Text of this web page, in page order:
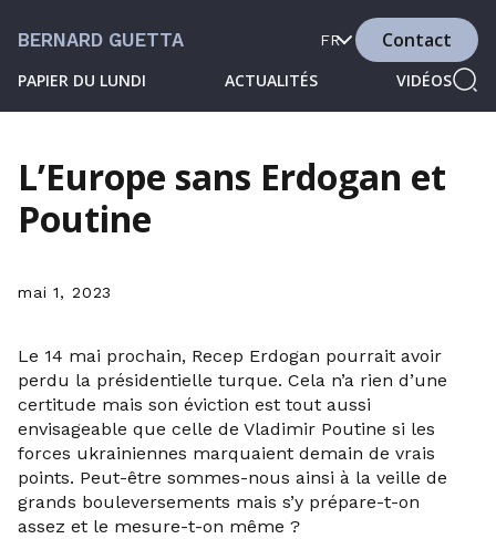
BERNARD GUETTA
PAPIER DU LUNDI ACTUALITÉS VIDÉOS
FR Contact
L’Europe sans Erdogan et
Poutine
mai 1, 2023
Le 14 mai prochain, Recep Erdogan pourrait avoir
perdu la présidentielle turque. Cela n’a rien d’une
certitude mais son éviction est tout aussi
envisageable que celle de Vladimir Poutine si les
forces ukrainiennes marquaient demain de vrais
points. Peut-être sommes-nous ainsi à la veille de
grands bouleversements mais s’y prépare-t-on
assez et le mesure-t-on même ?